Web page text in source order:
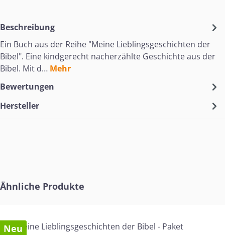
Beschreibung
Ein Buch aus der Reihe "Meine Lieblingsgeschichten der
Bibel". Eine kindgerecht nacherzählte Geschichte aus der
Bibel. Mit d… Mehr
Bewertungen
Hersteller
Produktgalerie überspringen
Ähnliche Produkte
Neu